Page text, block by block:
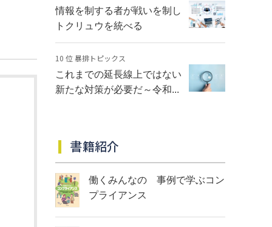
情報を制する者が戦いを制し
トクリュウを統べる
10 位 暴排トピックス
これまでの延長線上ではない
新たな対策が必要だ～令和...
書籍紹介
働くみんなの 事例で学ぶコン
プライアンス